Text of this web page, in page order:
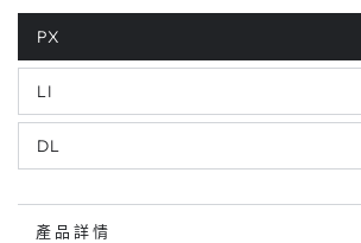
PX
LI
DL
產品詳情